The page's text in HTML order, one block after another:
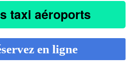
taxi aéroports
en ligne